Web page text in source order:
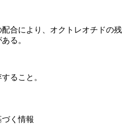
合により、オクトレオチドの残
る。
ること。
く情報